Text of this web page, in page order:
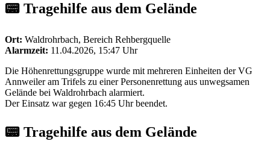
📟 Tragehilfe aus dem Gelände
Ort: Waldrohrbach, Bereich Rehbergquelle
Alarmzeit: 11.04.2026, 15:47 Uhr
Die Höhenrettungsgruppe wurde mit mehreren Einheiten der VG
Annweiler am Trifels zu einer Personenrettung aus unwegsamen
Gelände bei Waldrohrbach alarmiert.
Der Einsatz war gegen 16:45 Uhr beendet.
📟 Tragehilfe aus dem Gelände